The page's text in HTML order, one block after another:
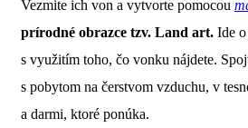
Vezmite ich von a vytvorte pomocou
prírodné obrazce tzv. Land art. Ide
s využitím toho, čo vonku nájdete.
s pobytom na čerstvom vzduchu, v
a darmi, ktoré ponúka.